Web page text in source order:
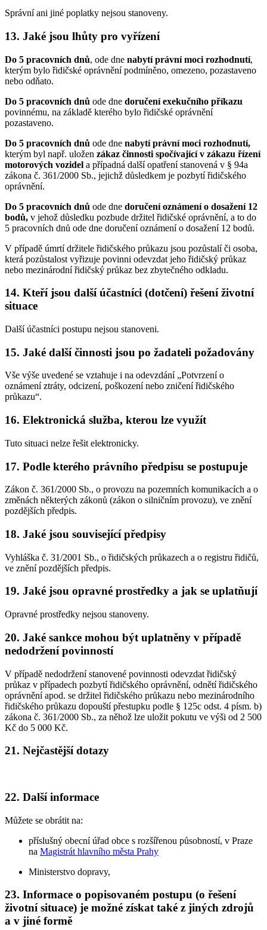
Správní ani jiné poplatky nejsou stanoveny.
13. Jaké jsou lhůty pro vyřízení
Do 5 pracovních dnů, ode dne nabytí právní moci rozhodnutí,
kterým bylo řidičské oprávnění podmíněno, omezeno, pozastaveno
nebo odňato.
Do 5 pracovních dnů ode dne doručení exekučního příkazu
povinnému, na základě kterého bylo řidičské oprávnění
pozastaveno.
Do 5 pracovních dnů ode dne nabytí právní moci rozhodnutí,
kterým byl např. uložen zákaz činnosti spočívající v zákazu řízení
motorových vozidel a případná další opatření stanovená v § 94a
zákona č. 361/2000 Sb., jejichž důsledkem je pozbytí řidičského
oprávnění.
Do 5 pracovních dnů ode dne doručení oznámení o dosažení 12
bodů, v jehož důsledku pozbude držitel řidičské oprávnění, a to do
5 pracovních dnů ode dne doručení oznámení o dosažení 12 bodů.
V případě úmrtí držitele řidičského průkazu jsou pozůstalí či osoba,
která pozůstalost vyřizuje povinni odevzdat jeho řidičský průkaz
nebo mezinárodní řidičský průkaz bez zbytečného odkladu.
14. Kteří jsou další účastníci (dotčení) řešení životní
situace
Další účastníci postupu nejsou stanoveni.
15. Jaké další činnosti jsou po žadateli požadovány
Vše výše uvedené se vztahuje i na odevzdání „Potvrzení o
oznámení ztráty, odcizení, poškození nebo zničení řidičského
průkazu“.
16. Elektronická služba, kterou lze využít
Tuto situaci nelze řešit elektronicky.
17. Podle kterého právního předpisu se postupuje
Zákon č. 361/2000 Sb., o provozu na pozemních komunikacích a o
změnách některých zákonů (zákon o silničním provozu), ve znění
pozdějších předpis.
18. Jaké jsou související předpisy
Vyhláška č. 31/2001 Sb., o řidičských průkazech a o registru řidičů,
ve znění pozdějších předpis.
19. Jaké jsou opravné prostředky a jak se uplatňují
Opravné prostředky nejsou stanoveny.
20. Jaké sankce mohou být uplatněny v případě
nedodržení povinností
V případě nedodržení stanovené povinnosti odevzdat řidičský
průkaz v případech pozbytí řidičského oprávnění, odnětí řidičského
oprávnění apod. se držitel řidičského průkazu nebo mezinárodního
řidičského průkazu dopouští přestupku podle § 125c odst. 4 písm. b)
zákona č. 361/2000 Sb., za něhož lze uložit pokutu ve výši od 2 500
Kč do 5 000 Kč.
21. Nejčastější dotazy
22. Další informace
Můžete se obrátit na:
příslušný obecní úřad obce s rozšířenou působností, v Praze
na Magistrát hlavního města Prahy
Ministerstvo dopravy,
23. Informace o popisovaném postupu (o řešení
životní situace) je možné získat také z jiných zdrojů
a v jiné formě